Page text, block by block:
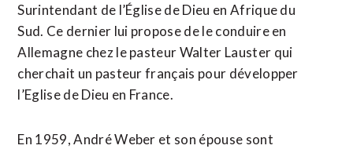
Surintendant de l’Église de Dieu en Afrique du
Sud. Ce dernier lui propose de le conduire en
Allemagne chez le pasteur Walter Lauster qui
cherchait un pasteur français pour développer
l’Eglise de Dieu en France.
En 1959, André Weber et son épouse sont